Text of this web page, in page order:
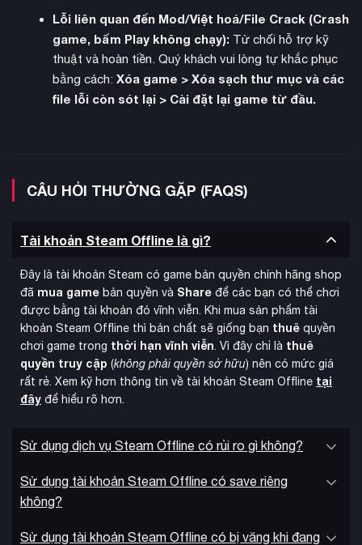
Game mang đến mộtNew York mở rộng
với Brooklyn và
chuyển linh hoạt, người chơi có thể chuyển đổi giữa hai
Spider-Men để trải nghiệm các câu chuyện và sức mạnh khác
nhau.
Lỗi liên quan đến Mod/Việt hoá/File Crack (Crash
game, bấm Play không chạy):Từ chối hỗ trợ kỹ
thuật và hoàn tiền. Quý khách vui lòng tự khắc phục
bằng cách: Xóa game > Xóa sạch thư mục và các
file lỗi còn sót lại > Cài đặt lại game từ đầu.
CÂU HỎI THƯỜNG GẶP (FAQS)
Tài khoản Steam Offline là gì?
Đây là tài khoản Steam có game bản quyền chính hãng shop
đã mua game bản quyền và Share để các bạn có thể chơi
được bằng tài khoản đó vĩnh viễn. Khi mua sản phẩm tài
khoản Steam Offline thì bản chất sẽ giống bạn thuê quyền
chơi game trong thời hạn vĩnh viễn. Vì đây chỉ là thuê
quyền truy cập (không phải quyền sở hữu) nên có mức giá
rất rẻ. Xem kỹ hơn thông tin về tài khoản Steam Offline tại
đây để hiểu rõ hơn.
Sử dụng dịch vụ Steam Offline có rủi ro gì không?
Sử dụng tài khoản Steam Offline có save riêng
không?
Sử dụng tài khoản Steam Offline có bị văng khi đang